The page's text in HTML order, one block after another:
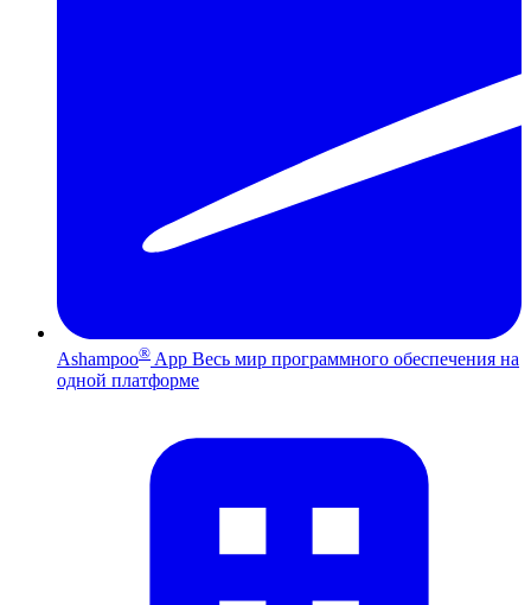
Ashampoo® App Весь мир программного обеспечения на
одной платформе